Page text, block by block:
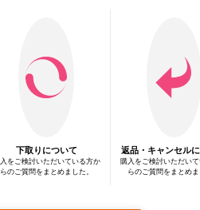
うとするユーザーの特定をし，ご利用をお断りする
っていただくため
法により，ユーザーに通知し，または本ウェブサイ
下取りについて
をご検討いただいている方か
らのご質問をまとめました。
返品・キャンセル
購入をご検討いただい
らのご質問をまとめま